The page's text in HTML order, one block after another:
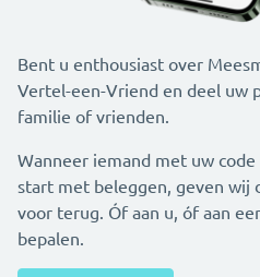
Bent u enthousiast over
Vertel-een-Vriend en deel uw
familie of vrienden.
Wanneer iemand met uw
start met beleggen, geven wij
voor terug. Óf aan u, óf aan
bepalen.